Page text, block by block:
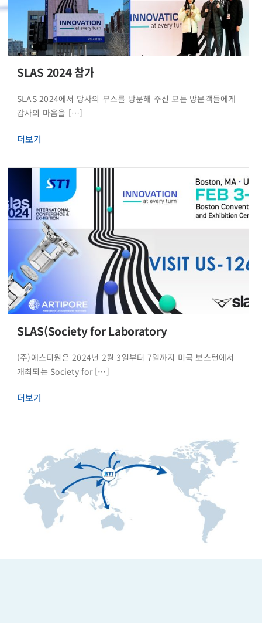
SLAS 2024 참가
SLAS 2024에서 당사의 부스를 방문해 주신 모든 방문객들에게
감사의 마음을 […]
더보기
SLAS(Society for Laboratory
(주)에스티원은 2024년 2월 3일부터 7일까지 미국 보스턴에서
개최되는 Society for […]
더보기